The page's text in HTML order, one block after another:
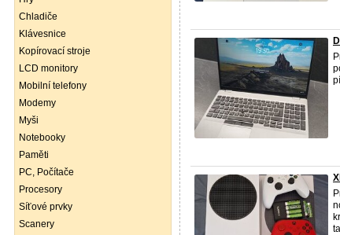
Chladiče
Klávesnice
Kopírovací stroje
LCD monitory
Mobilní telefony
Modemy
Myši
Notebooky
Paměti
PC, Počítače
Procesory
Síťové prvky
Scanery